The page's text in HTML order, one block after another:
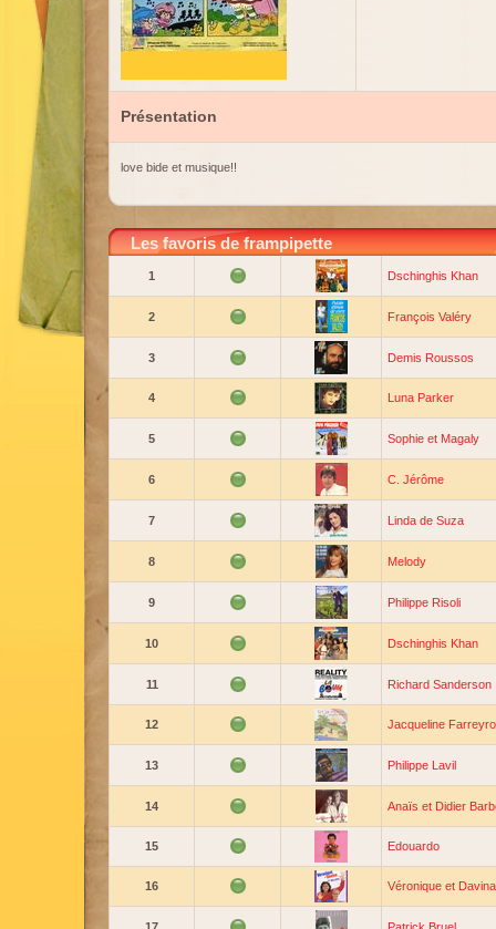
Présentation
love bide et musique!!
Les favoris de frampipette
1 Dschinghis Khan
2 François Valéry
3 Demis Roussos
4 Luna Parker
5 Sophie et Magaly
6 C. Jérôme
7 Linda de Suza
8 Melody
9 Philippe Risoli
10 Dschinghis Khan
11 Richard Sanderson
12 Jacqueline
13 Philippe Lavil
14 Anaïs et Didier
15 Edouardo
16 Véronique et Davina